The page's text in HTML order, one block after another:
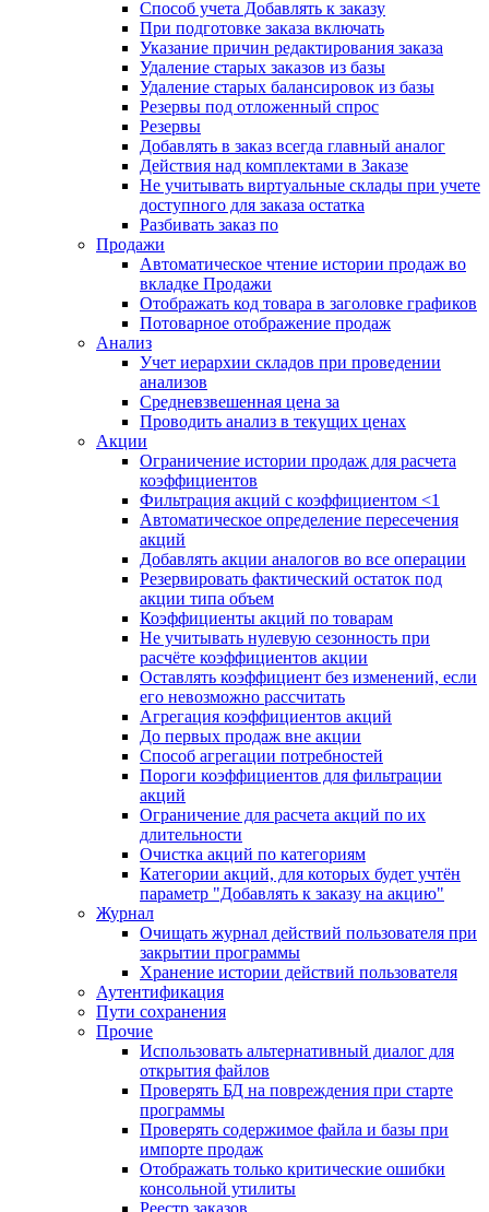
Способ учета Добавлять к заказу
При подготовке заказа включать
Указание причин редактирования заказа
Удаление старых заказов из базы
Удаление старых балансировок из базы
Резервы под отложенный спрос
Резервы
Добавлять в заказ всегда главный аналог
Действия над комплектами в Заказе
Не учитывать виртуальные склады при учете
доступного для заказа остатка
Разбивать заказ по
Продажи
Автоматическое чтение истории продаж во
вкладке Продажи
Отображать код товара в заголовке графиков
Потоварное отображение продаж
Анализ
Учет иерархии складов при проведении
анализов
Средневзвешенная цена за
Проводить анализ в текущих ценах
Акции
Ограничение истории продаж для расчета
коэффициентов
Фильтрация акций с коэффициентом <1
Автоматическое определение пересечения
акций
Добавлять акции аналогов во все операции
Резервировать фактический остаток под
акции типа объем
Коэффициенты акций по товарам
Не учитывать нулевую сезонность при
расчёте коэффициентов акции
Оставлять коэффициент без изменений, если
его невозможно рассчитать
Агрегация коэффициентов акций
До первых продаж вне акции
Способ агрегации потребностей
Пороги коэффициентов для фильтрации
акций
Ограничение для расчета акций по их
длительности
Очистка акций по категориям
Категории акций, для которых будет учтён
параметр "Добавлять к заказу на акцию"
Журнал
Очищать журнал действий пользователя при
закрытии программы
Хранение истории действий пользователя
Аутентификация
Пути сохранения
Прочие
Использовать альтернативный диалог для
открытия файлов
Проверять БД на повреждения при старте
программы
Проверять содержимое файла и базы при
импорте продаж
Отображать только критические ошибки
консольной утилиты
Реестр заказов